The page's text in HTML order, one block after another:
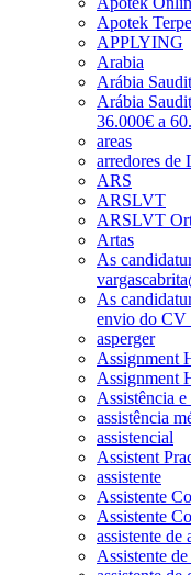
Apotek
APPLYING
Arabia
Arábia
Arábia
36.000€ a
areas
arredores de
ARS
ARSLVT
ARSLVT
Artas
As
As
envio do CV
asperger
Assignment
Assignment
Assistência
assistência
assistencial
Assistent
assistente
Assistente
Assistente
assistente de
Assistente